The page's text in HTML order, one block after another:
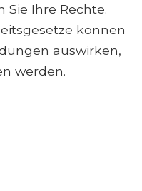
Ihre Rechte.
können
auswirken,
werden.